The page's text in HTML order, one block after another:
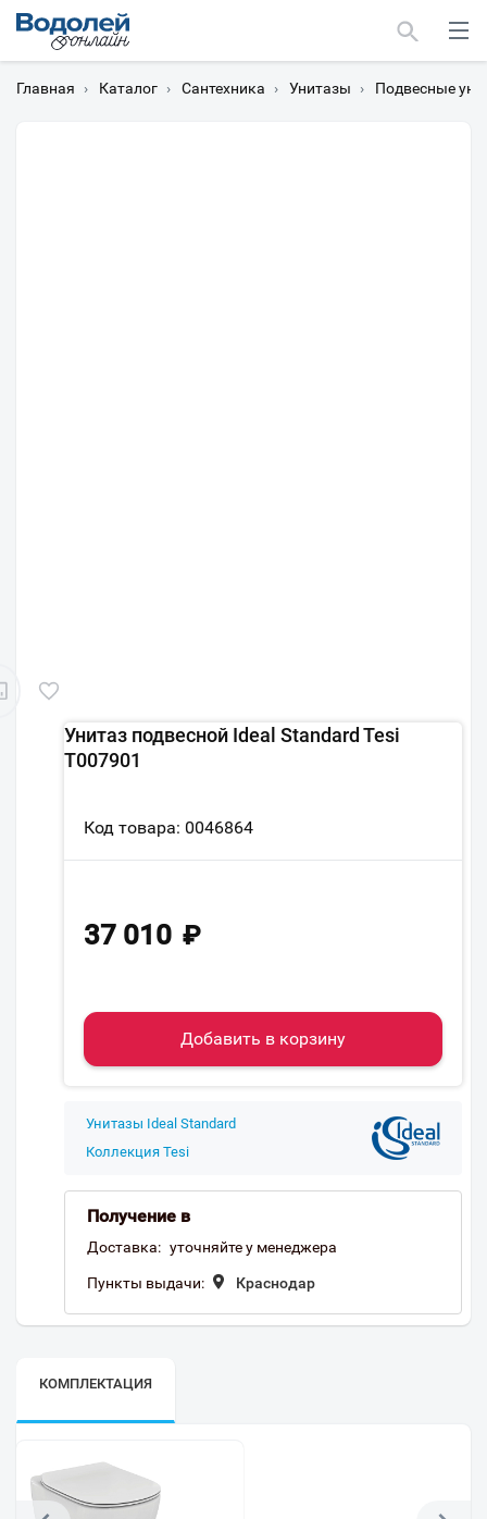
Главная › Каталог › Сантехника › Унитазы › Подвесные
Унитаз подвесной Ideal Standard Tesi
T007901
Код товара: 0046864
37 010 ₽
Добавить в корзину
Унитазы Ideal Standard
Коллекция Tesi
Получение в
Доставка: уточняйте у менеджера
Пункты выдачи: Краснодар
КОМПЛЕКТАЦИЯ